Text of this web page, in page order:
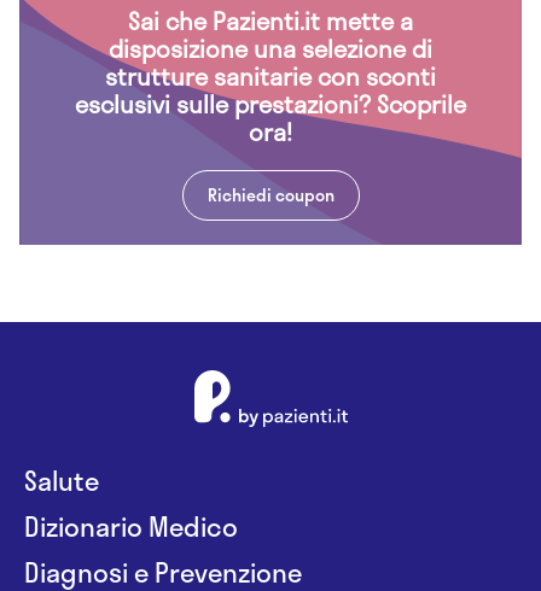
Sai che Pazienti.it mette a
disposizione una selezione di
strutture sanitarie con sconti
esclusivi sulle prestazioni? Scoprile
ora!
Richiedi coupon
Salute
Dizionario Medico
Diagnosi e Prevenzione